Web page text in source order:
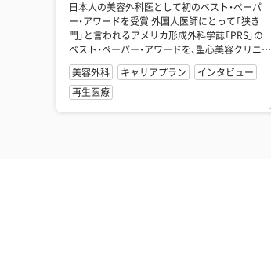
日本人の美容外科医として初のベスト・ペーパ
ー・アワードを受賞 外国人医師にとって「狭き
門」と言われるアメリカ形成外科学誌「PRS」の
ベスト・ペーパー・アワードを、聖心美容クリニッ
ク（鎌倉達郎先生ほか...
美容外科 キャリアプラン
インタビュー
再生医療